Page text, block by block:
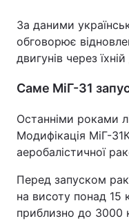
За даними
обговорює
двигунів через
Саме МіГ-31
Останніми роками
Модифікація МіГ-
аеробалістичної
Перед запуском
на висоту понад 15
приблизно до 3000